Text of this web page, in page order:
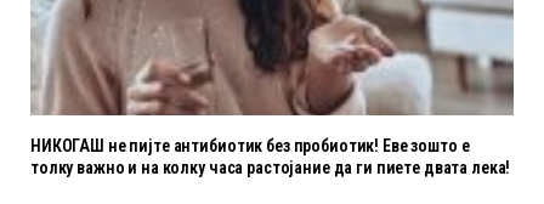
НИКОГАШ не пијте антибиотик без пробиотик! Еве зошто е
толку важно и на колку часа растојание да ги пиете двата лека!